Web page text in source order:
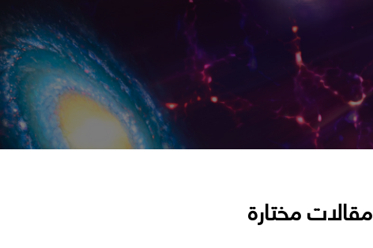
مقالات مختارة